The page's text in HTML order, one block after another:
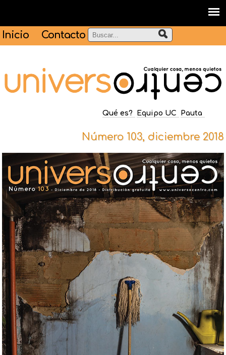
Inicio Contacto
Qué es? Equipo UC Pauta
Número 103, diciembre 2018